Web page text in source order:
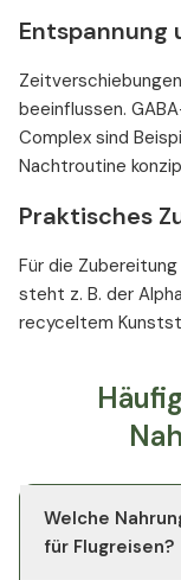
Entspannung
beeinflussen.
Complex sind
Nachtroutine
Praktisches
Für die
steht z. B. der
recyceltem
Welche
für Flugreisen?